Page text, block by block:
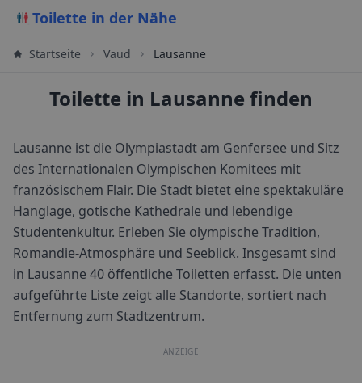
Toilette in der Nähe
Startseite Vaud Lausanne
Toilette in Lausanne finden
Lausanne ist die Olympiastadt am Genfersee und Sitz
des Internationalen Olympischen Komitees mit
französischem Flair. Die Stadt bietet eine spektakuläre
Hanglage, gotische Kathedrale und lebendige
Studentenkultur. Erleben Sie olympische Tradition,
Romandie-Atmosphäre und Seeblick. Insgesamt sind
in Lausanne 40 öffentliche Toiletten erfasst. Die unten
aufgeführte Liste zeigt alle Standorte, sortiert nach
Entfernung zum Stadtzentrum.
ANZEIGE